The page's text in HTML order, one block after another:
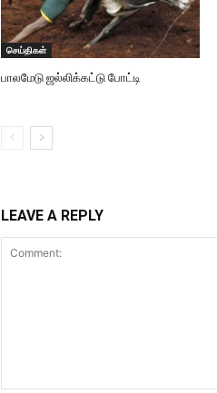
செய்திகள்
பாலமேடு ஜல்லிக்கட்டு போட்டி
LEAVE A REPLY